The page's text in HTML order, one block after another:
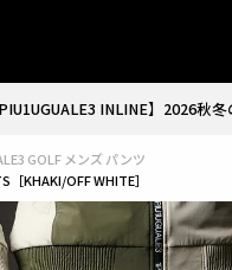
INLINE】2026秋
GOLF メンズ パンツ
［KHAKI/OFF WHITE］